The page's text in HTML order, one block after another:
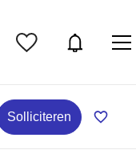
Solliciteren